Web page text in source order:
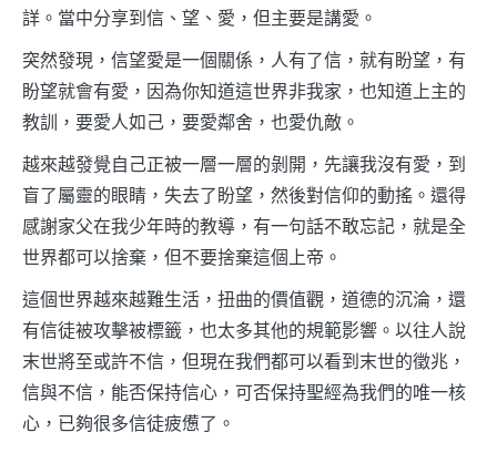
詳。當中分享到信、望、愛，但主要是講愛。
突然發現，信望愛是一個關係，人有了信，就有盼望，有
盼望就會有愛，因為你知道這世界非我家，也知道上主的
教訓，要愛人如己，要愛鄰舍，也愛仇敵。
越來越發覺自己正被一層一層的剝開，先讓我沒有愛，到
盲了屬靈的眼睛，失去了盼望，然後對信仰的動搖。還得
感謝家父在我少年時的教導，有一句話不敢忘記，就是全
世界都可以捨棄，但不要捨棄這個上帝。
這個世界越來越難生活，扭曲的價值觀，道德的沉淪，還
有信徒被攻擊被標籤，也太多其他的規範影響。以往人說
末世將至或許不信，但現在我們都可以看到末世的徵兆，
信與不信，能否保持信心，可否保持聖經為我們的唯一核
心，已夠很多信徒疲憊了。